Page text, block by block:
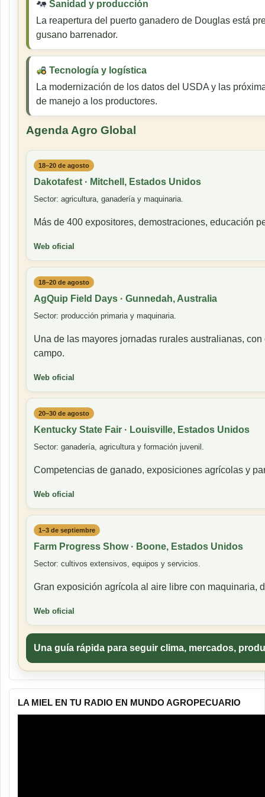
Sanidad y producción
La reapertura del puerto ganadero de Douglas está
gusano barrenador.
Tecnología y logística
La modernización de los datos del USDA y las
de manejo a los productores.
Agenda Agro Global
18–20 de agosto
Dakotafest · Mitchell, Estados Unidos
Sector: agricultura, ganadería y maquinaria.
Más de 400 expositores, demostraciones, educación
Web oficial
18–20 de agosto
AgQuip Field Days · Gunnedah, Australia
Sector: producción primaria y maquinaria.
Una de las mayores jornadas rurales australianas,
campo.
Web oficial
20–30 de agosto
Kentucky State Fair · Louisville, Estados Unidos
Sector: ganadería, agricultura y formación juvenil.
Competencias de ganado, exposiciones agrícolas y
Web oficial
1–3 de septiembre
Farm Progress Show · Boone, Estados Unidos
Sector: cultivos extensivos, equipos y servicios.
Gran exposición agrícola al aire libre con maquinaria,
Web oficial
Una guía rápida para seguir clima, mercados,
LA MIEL EN TU RADIO EN MUNDO AGROPECUARIO